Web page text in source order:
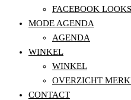
FACEBOOK LOOKS
MODE AGENDA
AGENDA
WINKEL
WINKEL
OVERZICHT
CONTACT